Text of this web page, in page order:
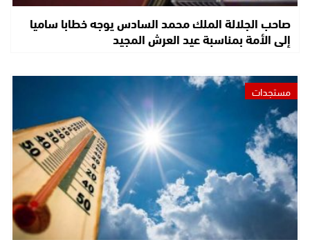
صاحب الجلالة الملك محمد السادس يوجه خطابا ساميا
إلى الأمة بمناسبة عيد العرش المجيد
مستجدات